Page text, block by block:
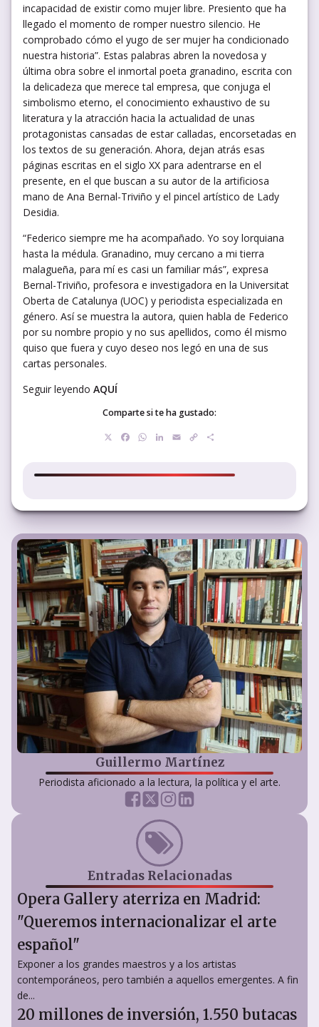
incapacidad de existir como mujer libre. Presiento que ha
llegado el momento de romper nuestro silencio. He
comprobado cómo el yugo de ser mujer ha condicionado
nuestra historia”. Estas palabras abren la novedosa y
última obra sobre el inmortal poeta granadino, escrita con
la delicadeza que merece tal empresa, que conjuga el
simbolismo eterno, el conocimiento exhaustivo de su
literatura y la atracción hacia la actualidad de unas
protagonistas cansadas de estar calladas, encorsetadas en
los textos de su generación. Ahora, dejan atrás esas
páginas escritas en el siglo XX para adentrarse en el
presente, en el que buscan a su autor de la artificiosa
mano de Ana Bernal-Triviño y el pincel artístico de Lady
Desidia.
“Federico siempre me ha acompañado. Yo soy lorquiana
hasta la médula. Granadino, muy cercano a mi tierra
malagueña, para mí es casi un familiar más”, expresa
Bernal-Triviño, profesora e investigadora en la Universitat
Oberta de Catalunya (UOC) y periodista especializada en
género. Así se muestra la autora, quien habla de Federico
por su nombre propio y no sus apellidos, como él mismo
quiso que fuera y cuyo deseo nos legó en una de sus
cartas personales.
Seguir leyendo AQUÍ
Comparte si te ha gustado:
Facebook
WhatsApp
LinkedIn
EmailCopy
Guillermo Martínez
Periodista aficionado a la lectura, la política y el arte.
Entradas Relacionadas
Opera Gallery aterriza en Madrid:
"Queremos internacionalizar el arte
español"
Exponer a los grandes maestros y a los artistas
contemporáneos, pero también a aquellos emergentes. A fin
de...
20 millones de inversión, 1.550 butacas